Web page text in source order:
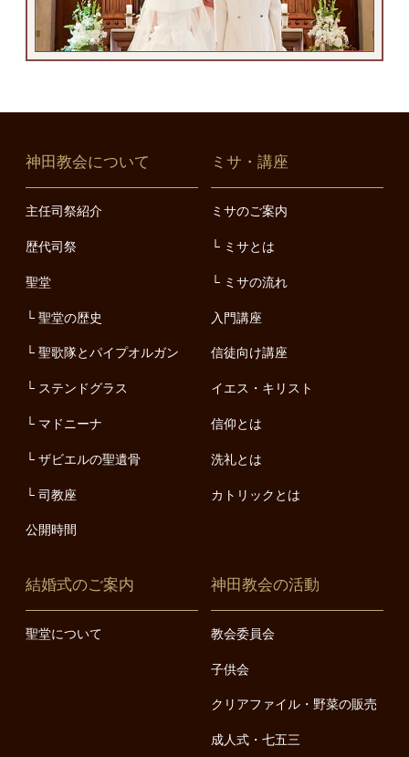
神田教会について
主任司祭紹介
歴代司祭
聖堂
聖堂の歴史
聖歌隊とパイプオルガン
ステンドグラス
マドニーナ
ザビエルの聖遺骨
司教座
公開時間
ミサ・講座
ミサのご案内
ミサとは
ミサの流れ
入門講座
信徒向け講座
イエス・キリスト
信仰とは
洗礼とは
カトリックとは
結婚式のご案内
聖堂について
神田教会の活動
教会委員会
子供会
クリアファイル・野菜の販売
成人式・七五三